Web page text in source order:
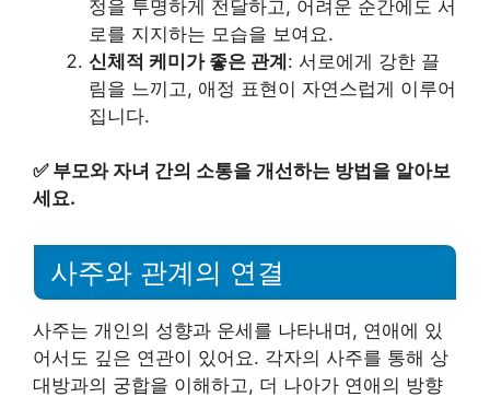
정을 투명하게 전달하고, 어려운 순간에도 서
로를 지지하는 모습을 보여요.
신체적 케미가 좋은 관계: 서로에게 강한 끌
림을 느끼고, 애정 표현이 자연스럽게 이루어
집니다.
✅ 부모와 자녀 간의 소통을 개선하는 방법을 알아보
세요.
사주와 관계의 연결
사주는 개인의 성향과 운세를 나타내며, 연애에 있
어서도 깊은 연관이 있어요. 각자의 사주를 통해 상
대방과의 궁합을 이해하고, 더 나아가 연애의 방향